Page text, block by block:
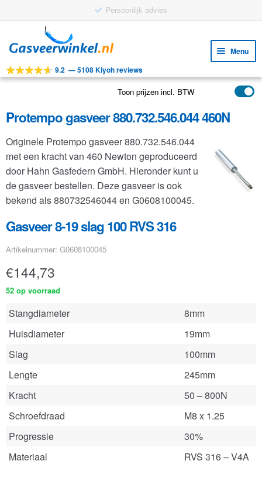
Persoonlijk advies
door
navigatie
naar
inhoud
Menu
Tools
Toepassingen
Klantenservice
FAQ
9.2 —5108 Kiyoh reviews
Toon prijzen incl. BTW
Protempo gasveer 880.732.546.044 460N
Originele Protempo gasveer 880.732.546.044
met een kracht van 460 Newton geproduceerd
door Hahn Gasfedern GmbH. Hieronder kunt u
de gasveer bestellen. Deze gasveer is ook
bekend als 880732546044 en G0608100045.
Gasveer 8-19 slag 100 RVS 316
Artikelnummer: G0608100045
€144,73
52 op voorraad
Stangdiameter
8mm
Huisdiameter
19mm
Slag
100mm
Lengte
245mm
Kracht
50 – 800N
Schroefdraad
M8 x 1.25
Progressie
30%
Materiaal
RVS 316 – V4A